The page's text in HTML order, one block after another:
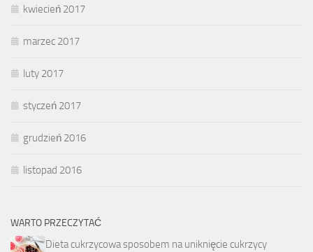
kwiecień 2017
marzec 2017
luty 2017
styczeń 2017
grudzień 2016
listopad 2016
WARTO PRZECZYTAĆ
Dieta cukrzycowa sposobem na uniknięcie cukrzycy